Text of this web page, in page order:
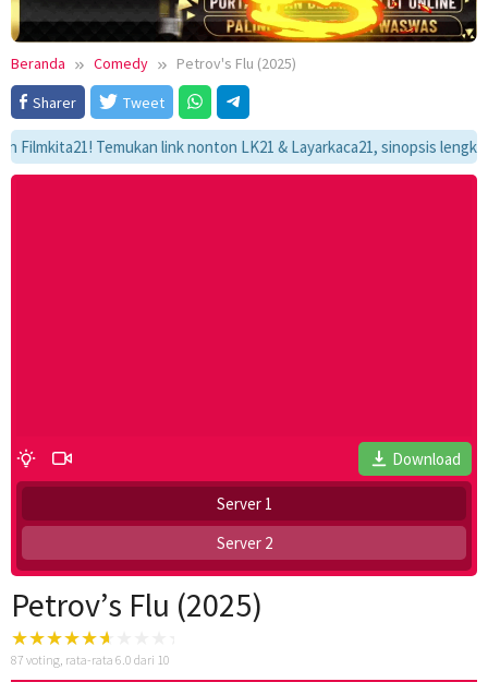
Beranda Comedy
Petrov's Flu (2025)
Sharer
Tweet
Temukan link nonton LK21 & Layarkaca21, sinopsis
Download
Server 1
Server 2
Petrov’s Flu (2025)
87 voting, rata-rata 6.0 dari 10